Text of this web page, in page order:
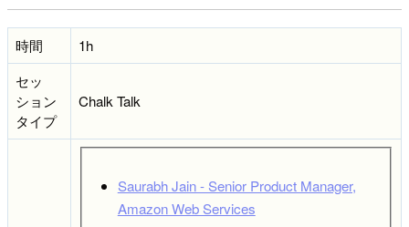
時間
1h
セッ
ション
タイプ
Chalk Talk
Saurabh Jain - Senior Product Manager,
Amazon Web Services